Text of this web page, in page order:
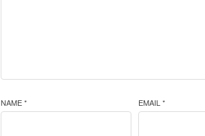
NAME * EMAIL *